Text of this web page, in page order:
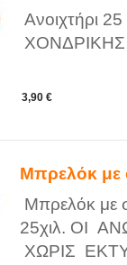
Ανοιχτήρι
3,90 €
Μπρελόκ με
Μπρελόκ με
25χιλ. ΟΙ
ΧΩΡΙΣ